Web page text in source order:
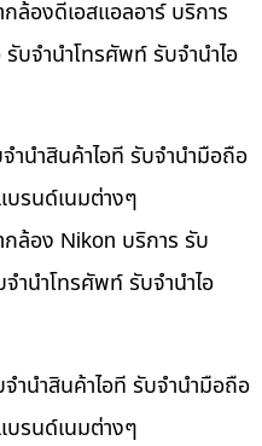
ล้องดีเอสแอลอาร์ บริการ
บจำนำโทรศัพท์ รับจำนำไอ
นำสินค้าไอที รับจำนำมือถือ
บรนด์เนมต่างๆ
ล้อง Nikon บริการ รับ
ำนำโทรศัพท์ รับจำนำไอ
ำนำสินค้าไอที รับจำนำมือถือ
บรนด์เนมต่างๆ